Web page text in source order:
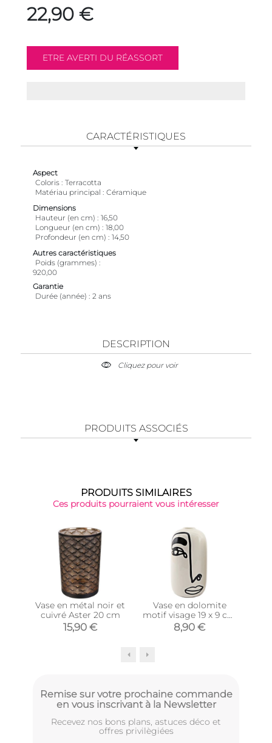
22,90 €
CARACTÉRISTIQUES
Aspect
Coloris Terracotta
Matériau principal
Céramique
Dimensions
Hauteur (en cm)
16,50
Longueur (en cm)
18,00
Profondeur (en cm)
14,50
Autres caractéristiques
Poids (grammes)
920,00
Garantie
Durée (année)
2 ans
DESCRIPTION
Cliquez pour voir
PRODUITS ASSOCIÉS
PRODUITS SIMILAIRES
Ces produits pourraient vous intéresser
Vase en métal noir et
cuivré Aster 20 cm
15,90 €
Vase en dolomite
motif visage 19 x 9 cm
(Modèle 2)
8,90 €
Remise sur votre prochaine commande
en vous inscrivant à la Newsletter
Recevez nos bons plans, astuces déco et
offres privilègiées